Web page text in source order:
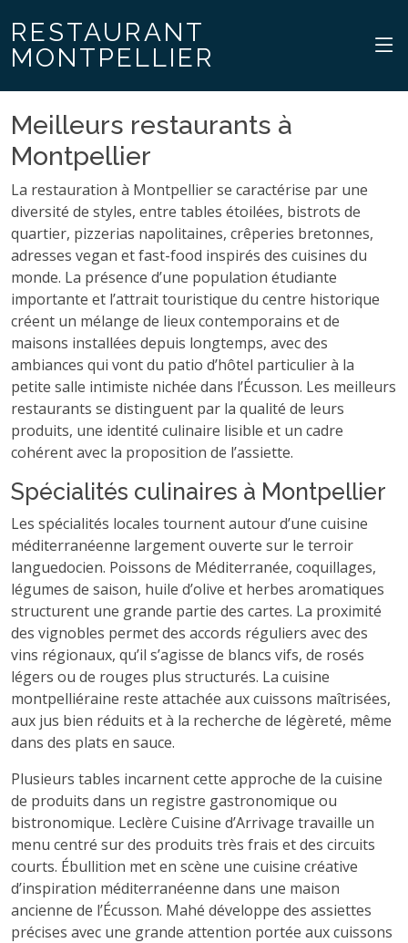
RESTAURANT
MONTPELLIER
Meilleurs restaurants à
Montpellier
La restauration à Montpellier se caractérise par une
diversité de styles, entre tables étoilées, bistrots de
quartier, pizzerias napolitaines, crêperies bretonnes,
adresses vegan et fast-food inspirés des cuisines du
monde. La présence d’une population étudiante
importante et l’attrait touristique du centre historique
créent un mélange de lieux contemporains et de
maisons installées depuis longtemps, avec des
ambiances qui vont du patio d’hôtel particulier à la
petite salle intimiste nichée dans l’Écusson. Les meilleurs
restaurants se distinguent par la qualité de leurs
produits, une identité culinaire lisible et un cadre
cohérent avec la proposition de l’assiette.
Spécialités culinaires à Montpellier
Les spécialités locales tournent autour d’une cuisine
méditerranéenne largement ouverte sur le terroir
languedocien. Poissons de Méditerranée, coquillages,
légumes de saison, huile d’olive et herbes aromatiques
structurent une grande partie des cartes. La proximité
des vignobles permet des accords réguliers avec des
vins régionaux, qu’il s’agisse de blancs vifs, de rosés
légers ou de rouges plus structurés. La cuisine
montpelliéraine reste attachée aux cuissons maîtrisées,
aux jus bien réduits et à la recherche de légèreté, même
dans des plats en sauce.
Plusieurs tables incarnent cette approche de la cuisine
de produits dans un registre gastronomique ou
bistronomique. Leclère Cuisine d’Arrivage travaille un
menu centré sur des produits très frais et des circuits
courts. Ébullition met en scène une cuisine créative
d’inspiration méditerranéenne dans une maison
ancienne de l’Écusson. Mahé développe des assiettes
précises avec une grande attention portée aux cuissons